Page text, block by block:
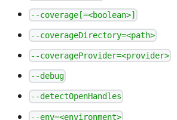
--coverage[=<boolean>]
--coverageDirectory=<path>
--coverageProvider=<provider>
--debug
--detectOpenHandles
--env=<environment>